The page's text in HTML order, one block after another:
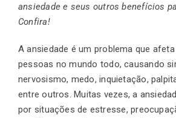
Finalização de
ansiedade e seus outros benefícios
Confira!
A ansiedade é um problema que
pessoas no mundo todo, causando
nervosismo, medo, inquietação,
entre outros. Muitas vezes, a
por situações de estresse,